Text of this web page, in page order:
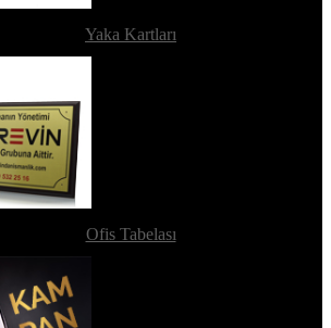
Yaka Kartları
Ofis Tabelası